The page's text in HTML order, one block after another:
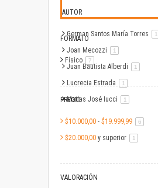
AUTOR
German Santos María Torres 1
Joan Mecozzi 1
Juan Bautista Alberdi 1
Lucrecia Estrada 1
Matías José Iucci 1
FORMATO
Físico 7artículo
PRECIO
$10.000,00 - $19.999,99 6artículo
$20.000,00 y superior 1
VALORACIÓN